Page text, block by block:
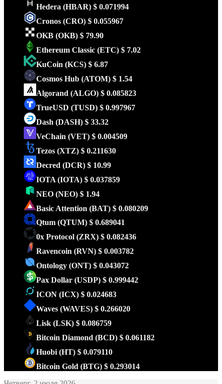
Hedera (HBAR) $ 0.071994
Cronos (CRO) $ 0.055967
OKB (OKB) $ 79.90
Ethereum Classic (ETC) $ 7.02
KuCoin (KCS) $ 6.87
Cosmos Hub (ATOM) $ 1.54
Algorand (ALGO) $ 0.085823
TrueUSD (TUSD) $ 0.997967
Dash (DASH) $ 33.32
VeChain (VET) $ 0.004509
Tezos (XTZ) $ 0.211630
Decred (DCR) $ 10.99
IOTA (IOTA) $ 0.037859
NEO (NEO) $ 1.94
Basic Attention (BAT) $ 0.080209
Qtum (QTUM) $ 0.689041
0x Protocol (ZRX) $ 0.082436
Ravencoin (RVN) $ 0.003782
Ontology (ONT) $ 0.043072
Pax Dollar (USDP) $ 0.999442
ICON (ICX) $ 0.024683
Waves (WAVES) $ 0.266020
Lisk (LSK) $ 0.086759
Bitcoin Diamond (BCD) $ 0.061182
Huobi (HT) $ 0.079110
Bitcoin Gold (BTG) $ 0.293014